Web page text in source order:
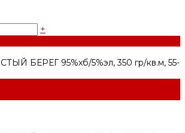
+
БЕРЕГ 95%хб/5%эл, 350 гр/кв.м, 55-